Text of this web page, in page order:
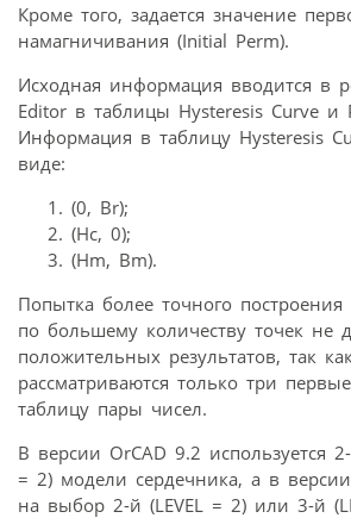
Кроме того, задается значение
намагничивания (Initial Perm).
Исходная информация вводится в
Editor в таблицы Hysteresis Curve и
Информация в таблицу Hysteresis
виде:
(0, Br);
(Hc, 0);
(Hm, Bm).
Попытка более точного построения
по большему количеству точек не
положительных результатов, так
рассматриваются только три
таблицу пары чисел.
В версии OrCAD 9.2 используется
= 2) модели сердечника, а в
на выбор 2-й (LEVEL = 2) или 3-й